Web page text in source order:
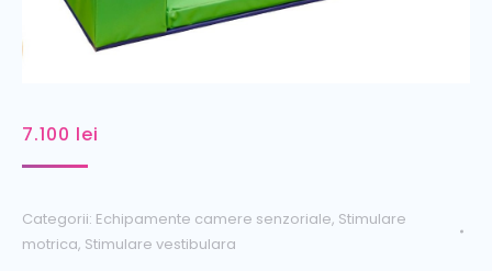
7.100 lei
Categorii: Echipamente camere senzoriale, Stimulare
motrica, Stimulare vestibulara